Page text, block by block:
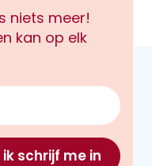
niets meer!
kan op elk
ik schrijf me in